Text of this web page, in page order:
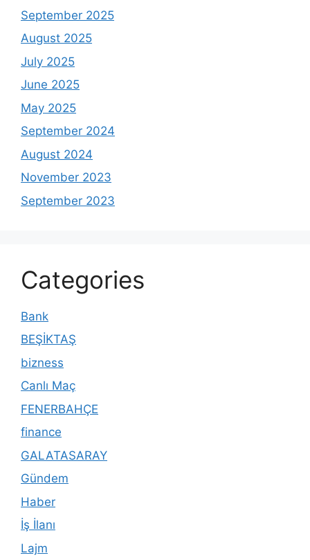
September 2025
August 2025
July 2025
June 2025
May 2025
September 2024
August 2024
November 2023
September 2023
Categories
Bank
BEŞİKTAŞ
bizness
Canlı Maç
FENERBAHÇE
finance
GALATASARAY
Gündem
Haber
İş İlanı
Lajm